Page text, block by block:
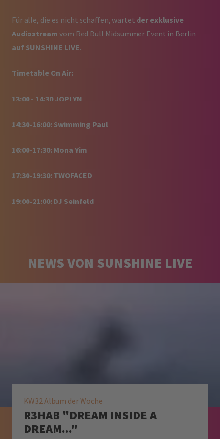
Für alle, die es nicht schaffen, wartet der exklusive
Audiostream vom Red Bull Midsummer Event in Berlin
auf SUNSHINE LIVE.
Timetable On Air:
13:00 - 14:30 JOPLYN
14:30-16:00: Swimming Paul
16:00-17:30: Mona Yim
17:30-19:30: TWOFACED
19:00-21:00: DJ Seinfeld
NEWS VON SUNSHINE LIVE
KW32 Album der Woche
R3HAB "DREAM INSIDE A
DREAM..."